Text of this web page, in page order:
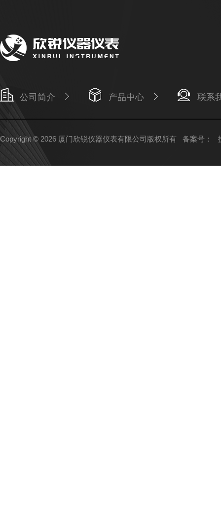
公司简介 产品中心 联系
Copyright © 2026 厦门欣锐仪器仪表有限公司版权所有 备案号：